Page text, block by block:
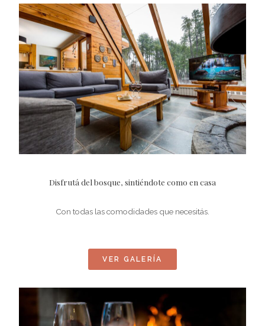
Disfrutá del bosque, sintiéndote como en casa
Con todas las comodidades que necesitás.
VER GALERÍA